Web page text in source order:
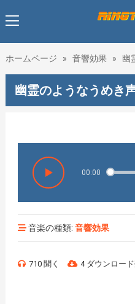
ホームページ » 音響効果 » 幽
幽霊のようなうめき
00:00
音楽の種類: 音響効果
710 聞く 4 ダウンロー